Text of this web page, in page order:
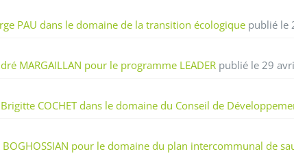
PAU dans le domaine de la transition écologique publié le
MARGAILLAN pour le programme LEADER publié le 29
COCHET dans le domaine du Conseil de
pour le domaine du plan intercommunal de